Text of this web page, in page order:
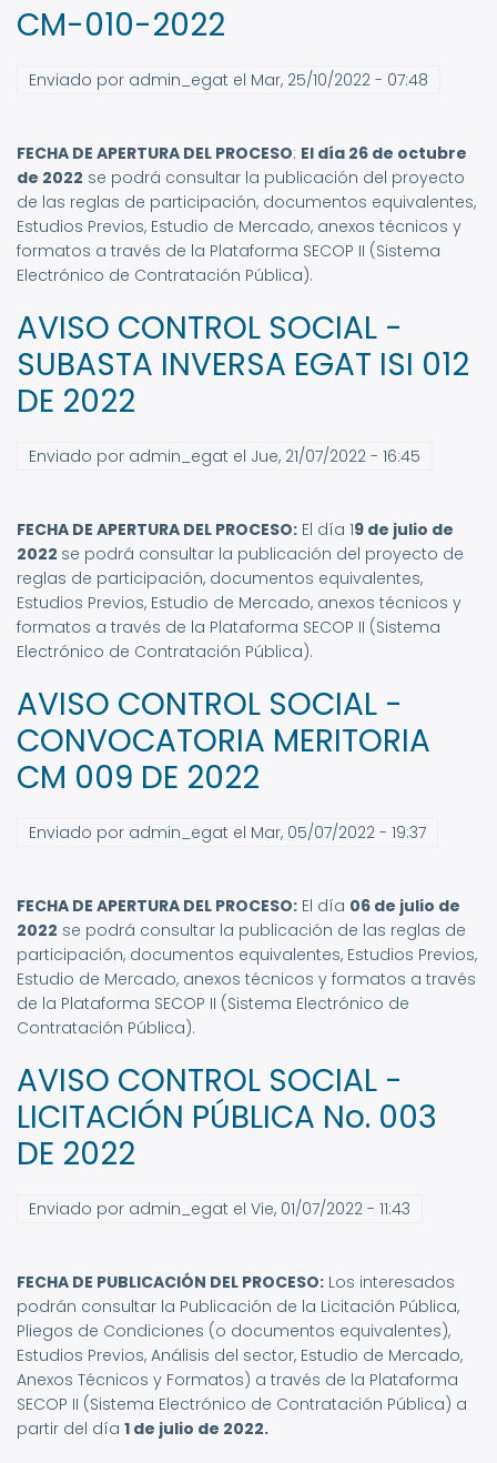
CM-010-2022
Enviado por admin_egat el Mar, 25/10/2022 - 07:48
FECHA DE APERTURA DEL PROCESO: El día 26 de octubre
de 2022 se podrá consultar la publicación del proyecto
de las reglas de participación, documentos equivalentes,
Estudios Previos, Estudio de Mercado, anexos técnicos y
formatos a través de la Plataforma SECOP II (Sistema
Electrónico de Contratación Pública).
AVISO CONTROL SOCIAL -
SUBASTA INVERSA EGAT ISI 012
DE 2022
Enviado por admin_egat el Jue, 21/07/2022 - 16:45
FECHA DE APERTURA DEL PROCESO: El día 19 de julio de
2022 se podrá consultar la publicación del proyecto de
reglas de participación, documentos equivalentes,
Estudios Previos, Estudio de Mercado, anexos técnicos y
formatos a través de la Plataforma SECOP II (Sistema
Electrónico de Contratación Pública).
AVISO CONTROL SOCIAL -
CONVOCATORIA MERITORIA
CM 009 DE 2022
Enviado por admin_egat el Mar, 05/07/2022 - 19:37
FECHA DE APERTURA DEL PROCESO: El día 06 de julio de
2022 se podrá consultar la publicación de las reglas de
participación, documentos equivalentes, Estudios Previos,
Estudio de Mercado, anexos técnicos y formatos a través
de la Plataforma SECOP II (Sistema Electrónico de
Contratación Pública).
AVISO CONTROL SOCIAL -
LICITACIÓN PÚBLICA No. 003
DE 2022
Enviado por admin_egat el Vie, 01/07/2022 - 11:43
FECHA DE PUBLICACIÓN DEL PROCESO: Los interesados
podrán consultar la Publicación de la Licitación Pública,
Pliegos de Condiciones (o documentos equivalentes),
Estudios Previos, Análisis del sector, Estudio de Mercado,
Anexos Técnicos y Formatos) a través de la Plataforma
SECOP II (Sistema Electrónico de Contratación Pública) a
partir del día 1 de julio de 2022.